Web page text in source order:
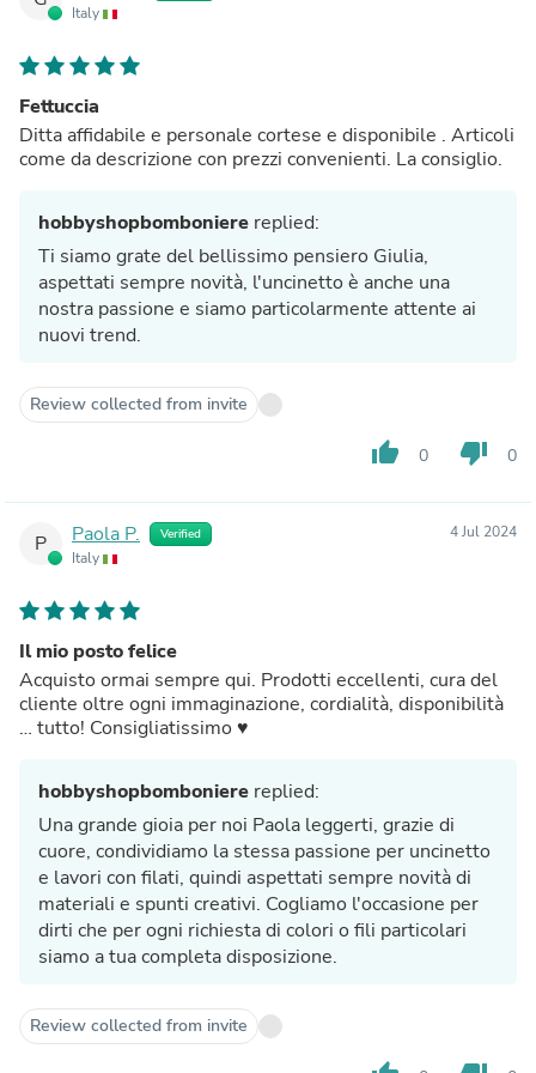
Italy
Fettuccia
Ditta affidabile e personale cortese e disponibile . Articoli
come da descrizione con prezzi convenienti. La consiglio.
hobbyshopbomboniere replied:
Ti siamo grate del bellissimo pensiero Giulia,
aspettati sempre novità, l'uncinetto è anche una
nostra passione e siamo particolarmente attente ai
nuovi trend.
Review collected from invite
thumb_up 0 thumb_down 0
P Paola P. Verified
Italy
4 Jul 2024
Il mio posto felice
Acquisto ormai sempre qui. Prodotti eccellenti, cura del
cliente oltre ogni immaginazione, cordialità, disponibilità
… tutto! Consigliatissimo ♥️
hobbyshopbomboniere replied:
Una grande gioia per noi Paola leggerti, grazie di
cuore, condividiamo la stessa passione per uncinetto
e lavori con filati, quindi aspettati sempre novità di
materiali e spunti creativi. Cogliamo l'occasione per
dirti che per ogni richiesta di colori o fili particolari
siamo a tua completa disposizione.
Review collected from invite